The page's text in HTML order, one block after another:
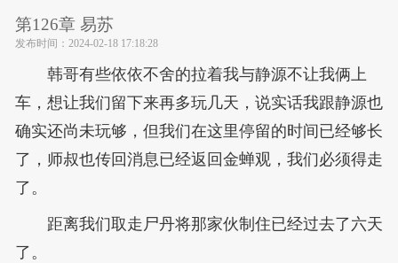
第126章 易苏
发布时间： 2024-02-18 17:18:28
韩哥有些依依不舍的拉着我与静源不让我俩上
车，想让我们留下来再多玩几天，说实话我跟静源也
确实还尚未玩够，但我们在这里停留的时间已经够长
了，师叔也传回消息已经返回金蝉观，我们必须得走
了。
距离我们取走尸丹将那家伙制住已经过去了六天
了。